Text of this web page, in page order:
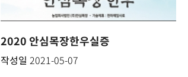
2020 안심목장한우실증
작성일 2021-05-07